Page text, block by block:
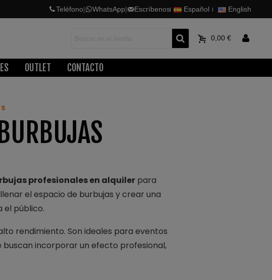
Teléfono| WhatsApp| Escríbenos Español English
0,00 €
OUTLET CONTACTO
profesionales en alquilerpara
el espacio de burbujas y crear una
el público.
rendimiento. Son ideales para eventos
incorporar un efecto profesional,